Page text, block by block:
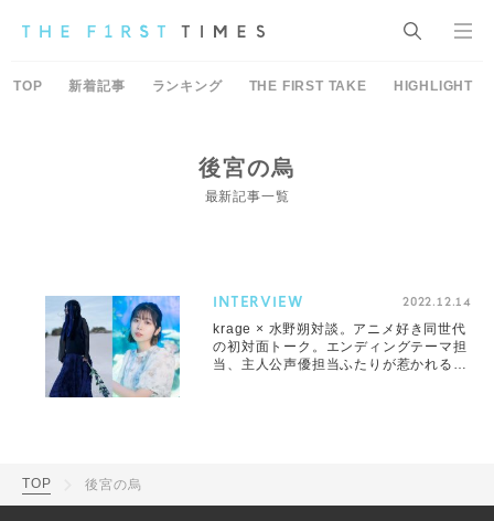
TOP 新着記事 ランキング THE FIRST TAKE HIGHLIGHT
後宮の烏
最新記事一覧
INTERVIEW 2022.12.14
krage × 水野朔対談。アニメ好き同世代
の初対面トーク。エンディングテーマ担
当、主人公声優担当ふたりが惹かれる
TOP 後宮の烏